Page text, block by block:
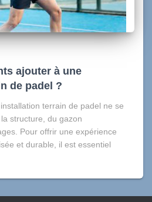
ajouter à une
de padel ?
installation terrain de padel ne se
structure, du gazon
Pour offrir une expérience
et durable, il est essentiel